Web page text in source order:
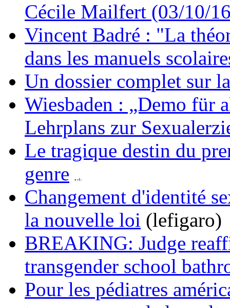
Cécile Mailfert (03/10/
Vincent Badré : "La
dans les manuels
Un dossier complet sur
Wiesbaden : „Demo für
Lehrplans zur
Le tragique destin du
genre
Changement d'identité
la nouvelle loi (lefigaro)
BREAKING: Judge
transgender school
Pour les pédiatres